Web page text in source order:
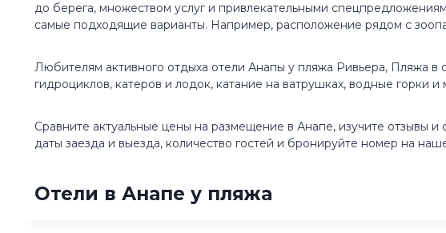
до берега, множеством услуг и привлекательными
самые подходящие варианты. Например, расположение рядом с
Любителям активного отдыха отели Анапы у пляжа Ривьера, Пляжа в
гидроциклов, катеров и лодок, катание на ватрушках, водные горки
Сравните актуальные цены на размещение в Анапе, изучите отзывы
даты заезда и выезда, количество гостей и бронируйте номер на
Отели в Анапе у пляжа